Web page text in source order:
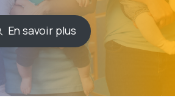
En savoir plus